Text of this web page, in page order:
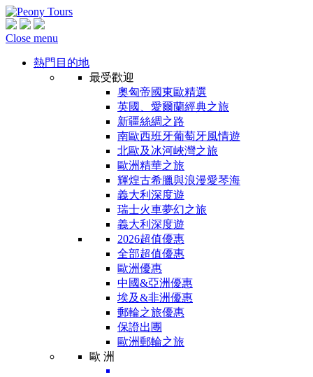
Close menu
熱門目的地
最受歡迎
奧匈帝國東歐精選
英國、愛爾蘭經典之旅
新疆絲綢之路
南歐西班牙葡萄牙風情遊
北歐及冰河峽灣之旅
歐洲精華之旅
輝煌古希臘與浪漫愛琴海
義大利深度遊
瑞士火車夢幻之旅
義大利深度遊
2026超值優惠
全部超值優惠
歐洲優惠
中國&亞洲優惠
埃及&非洲優惠
郵輪之旅優惠
保證出團
歐洲郵輪之旅
歐 洲